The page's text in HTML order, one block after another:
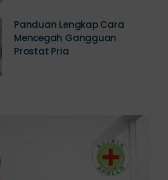
Panduan Lengkap Cara
Mencegah Gangguan